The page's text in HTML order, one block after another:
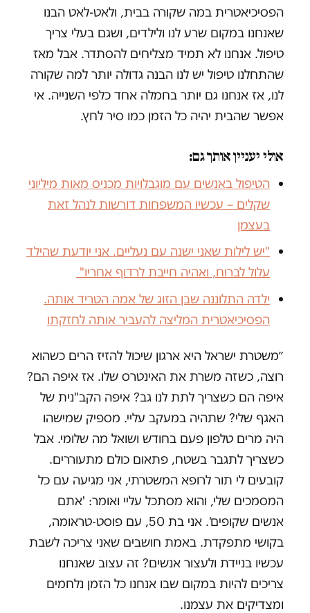
הפסיכיאטרית במה שקורה בבית, ולאט-לאט הבנו
שאנחנו במקום שרע לנו ולילדים, ושגם בעלי צריך
טיפול. אנחנו לא תמיד מצליחים להסתדר. אבל מאז
שהתחלנו טיפול יש לנו הבנה גדולה יותר למה שקורה
לנו, אז אנחנו גם יותר בחמלה אחד כלפי השנייה. אי
אפשר שהבית יהיה כל הזמן כמו סיר לחץ.
אולי יעניין אותך גם:
הטיפול באנשים עם מוגבלויות מכניס מאות מיליוני
שקלים – עכשיו המשפחות דורשות לנהל זאת
בעצמן
"יש לילות שאני ישנה עם נעליים. אני יודעת שהילד
עלול לברוח, ואהיה חייבת לרדוף אחריו"
ילדה התלוננה שבן הזוג של אמה הטריד אותה.
הפסיכיאטרית המליצה להעביר אותה לחזקתו
״משטרת ישראל היא ארגון שיכול להזיז הרים כשהוא
רוצה, כשזה משרת את האינטרס שלו. אז איפה הם?
איפה הם כשצריך לתת לנו גב? איפה הקב"נית של
האגף שלי? שתהיה במעקב עליי. מספיק שמישהו
היה מרים טלפון פעם בחודש ושואל מה שלומי. אבל
כשצריך לתגבר בשטח, פתאום כולם מתעוררים.
קובעים לי תור לרופא המשטרתי, אני מגיעה עם כל
המסמכים שלי, והוא מסתכל עליי ואומר: 'אתם
אנשים שקופים'. אני בת 50, עם פוסט-טראומה,
בקושי מתפקדת. באמת חושבים שאני צריכה לשבת
עכשיו בניידת ולעצור אנשים? זה עצוב שאנחנו
צריכים להיות במקום שבו אנחנו כל הזמן נלחמים
ומצדיקים את עצמנו.